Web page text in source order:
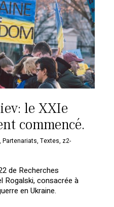
le XXIe
commencé.
,Partenariats,Textes, z2-
de Recherches
Rogalski, consacrée à
en Ukraine.